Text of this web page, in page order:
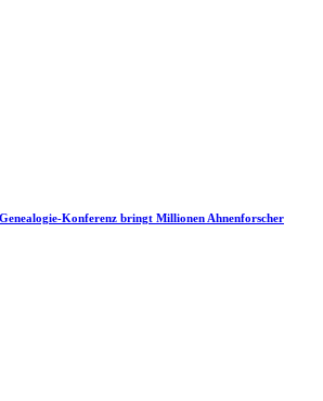
Konferenz bringt Millionen Ahnenforscher